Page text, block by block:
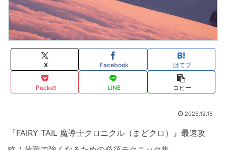
X Facebook はてブ
Pocket LINE コピー
2025.12.15
『FAIRY TAIL 魔導士クロニクル（まどクロ）』最速攻